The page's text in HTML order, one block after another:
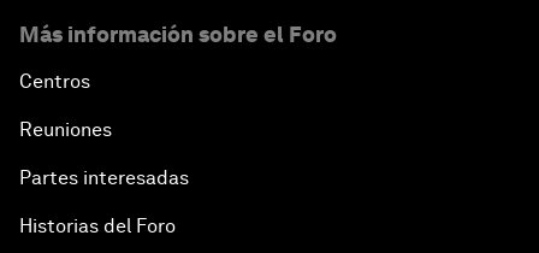
Más información sobre el Foro
Centros
Reuniones
Partes interesadas
Historias del Foro